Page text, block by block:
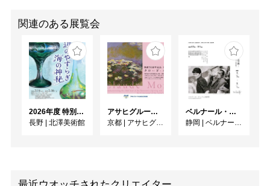
関連のある展覧会
2026年度 特別展「ガレとドーム、アール･ヌーヴォーのガラス 水辺のやすらぎ、海の神秘」
長野 | 北澤美術館
アサヒグループ大山崎山荘美術館 開館30周年記念展「没後100年 クロード・モネ」
京都 | アサヒグループ大山崎山荘美術館
ベルナール・ビュフェと写真 ーカメラがとらえたビュフェとその時代、そして21 世紀へ
静岡 | ベルナール・ビュフェ美術館